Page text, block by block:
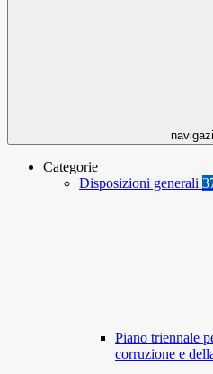
Categorie
Disposizioni generali
Piano triennale
corruzione e